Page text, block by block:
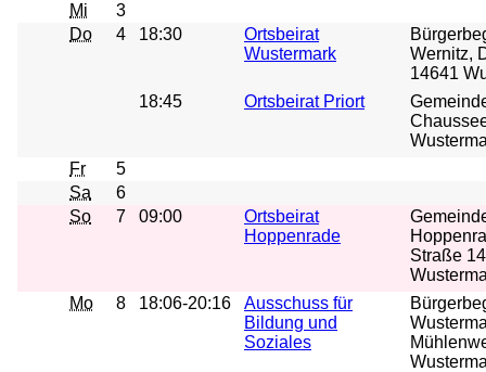
Mi
3
Do
4 18:30
Ortsbeirat
Wustermark
Wernitz,
14641
18:45
Ortsbeirat Priort
Fr
5
Sa
6
So
7 09:00
Ortsbeirat
Hoppenrade
Straße
Mo
8 18:06-20:16
Ausschuss für
Bildung und
Soziales